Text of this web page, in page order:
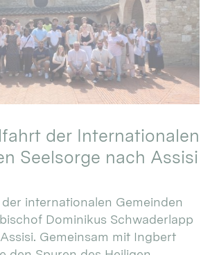
der Internationalen
Seelsorge nach Assisi
internationalen Gemeinden
Dominikus Schwaderlapp
Gemeinsam mit Ingbert